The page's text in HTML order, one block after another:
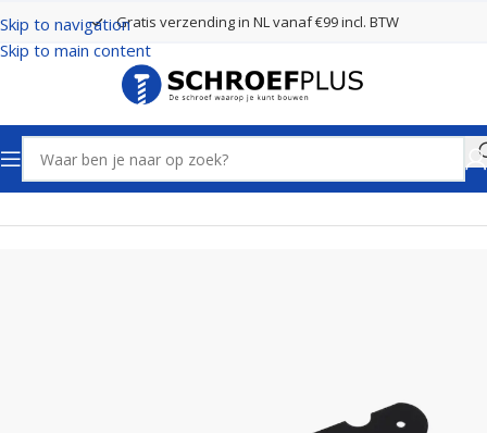
Skip to navigation
Skip to main content
Gratis verzending in NL vanaf €99 incl. BTW
Home Poort- en hekbeslag Hengen